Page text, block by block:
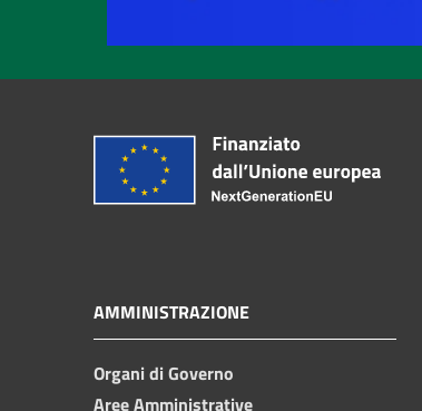
AMMINISTRAZIONE
Organi di Governo
Aree Amministrative